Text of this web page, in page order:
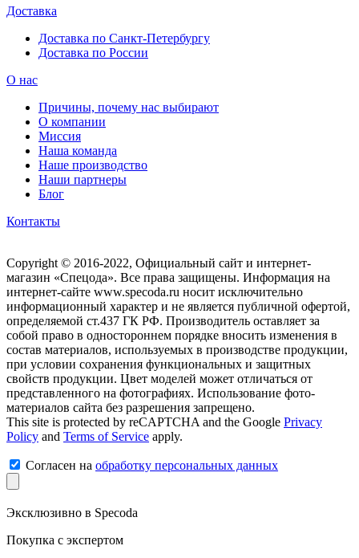
Доставка
Доставка по Санкт-Петербургу
Доставка по России
О нас
Причины, почему нас выбирают
О компании
Миссия
Наша команда
Наше производство
Наши партнеры
Блог
Контакты
Copyright © 2016-2022, Официальный сайт и интернет-
магазин «Спецода». Все права защищены. Информация на
интернет-сайте www.specoda.ru носит исключительно
информационный характер и не является публичной офертой,
определяемой ст.437 ГК РФ. Производитель оставляет за
собой право в одностороннем порядке вносить изменения в
состав материалов, используемых в производстве продукции,
при условии сохранения функциональных и защитных
свойств продукции. Цвет моделей может отличаться от
представленного на фотографиях. Использование фото-
материалов сайта без разрешения запрещено.
This site is protected by reCAPTCHA and the Google Privacy
Policy and Terms of Service apply.
Согласен на обработку персональных данных
Эксклюзивно в Specoda
Покупка с экспертом